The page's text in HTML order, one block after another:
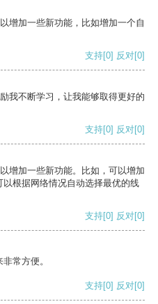
增加一些新功能，比如增加一个自
支持[0] 反对[0]
我不断学习，让我能够取得更好的
支持[0] 反对[0]
增加一些新功能。比如，可以增加
根据网络情况自动选择最优的线
支持[0] 反对[0]
常方便。
支持[0] 反对[0]